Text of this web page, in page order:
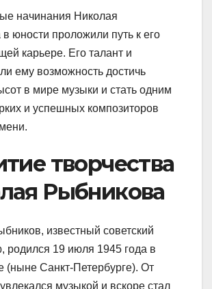
начинания Николая
юности проложили путь к его
карьере. Его талант и
ему возможность достичь
в мире музыки и стать одним
и успешных композиторов
творчества
Рыбникова
известный советский
родился 19 июля 1945 года в
(ныне Санкт-Петербурге). От
музыкой и вскоре стал